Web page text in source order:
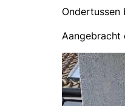
Ondertussen
Aangebracht